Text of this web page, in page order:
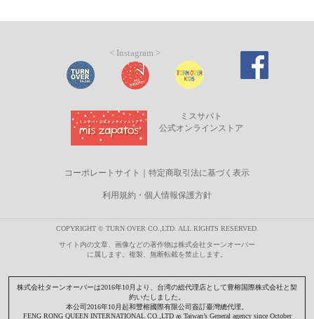
< Instagram >
ミスサパト
公式オンラインストア
コーポレートサイト ｜ 特定商取引法に基づく表示
利用規約・個人情報保護方針
COPYRIGHT © TURN OVER CO.,LTD. ALL RIGHTS RESERVED.
サイト内の文章、画像などの著作物は株式会社ターンオーバー
に属します。複製、無断転載を禁止します。
株式会社ターンオーバーは2016年10月より、台湾の総代理店として豊榕国際株式会社と契
約いたしました。
本公司2016年10月起和豐榕國際有限公司簽訂臺灣總代理。
FENG RONG QUEEN INTERNATIONAL CO.,LTD as Taiwan’s General agency since October